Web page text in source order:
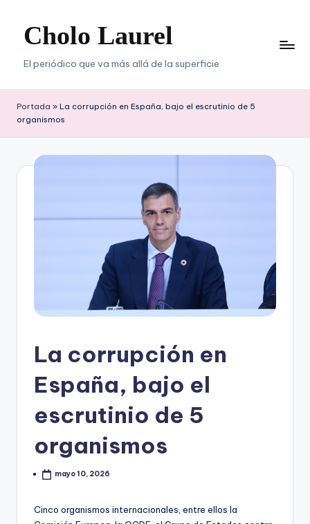
Saltar
contenido
Cholo Laurel
El periódico que va más allá de la superficie
Portada » La corrupción en España, bajo el escrutinio de 5
organismos
La corrupción en
España, bajo el
escrutinio de 5
organismos
mayo 10, 2026
Cinco organismos internacionales, entre ellos la